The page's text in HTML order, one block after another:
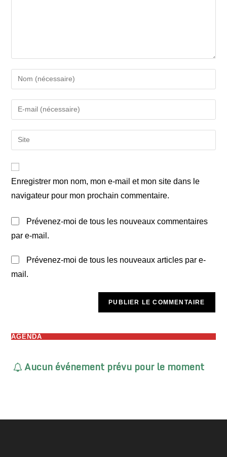
Enter
your
name
comment
Enter
your
email
address
Saisir
l’URL
votre
site
(facultatif)
Enregistrer mon nom, mon e-mail et mon site dans le
navigateur pour mon prochain commentaire.
Prévenez-moi de tous les nouveaux commentaires
par e-mail.
Prévenez-moi de tous les nouveaux articles par e-
mail.
AGENDA
Aucun événement prévu pour le moment